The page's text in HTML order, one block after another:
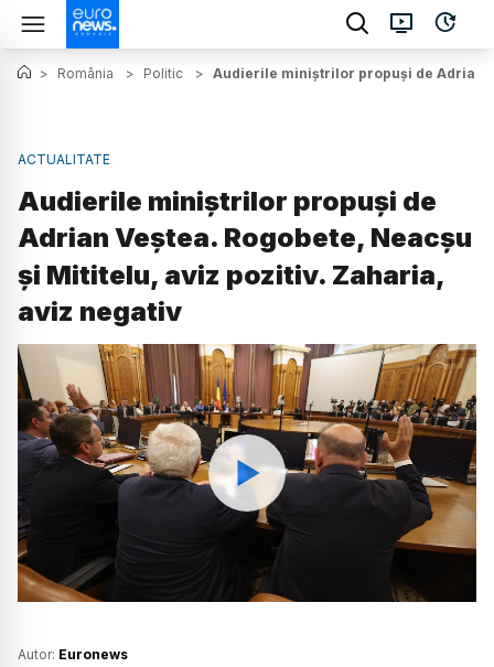
> România > Politic > Audierile miniștrilor propuși de Adrian
ACTUALITATE
Audierile miniștrilor propuși de
Adrian Veștea. Rogobete, Neacșu
și Mititelu, aviz pozitiv. Zaharia,
aviz negativ
Watch
Autor: Euronews